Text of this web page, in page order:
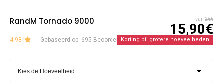
RandM Tornado 9000 van 26€
15,90€
4.98 Gebaseerd op: 695 BeoordelingenKorting bij grotere hoeveelheden